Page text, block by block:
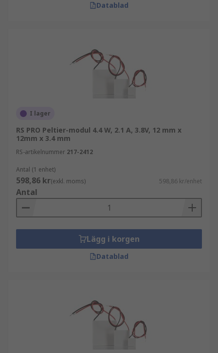
Datablad
I lager
RS PRO Peltier-modul 4.4 W, 2.1 A, 3.8V, 12 mm x
12mm x 3.4 mm
RS-artikelnummer 217-2412
Antal (1 enhet)
598,86 kr(exkl. moms) 598,86 kr/enhet
Antal
Lägg i korgen
Datablad